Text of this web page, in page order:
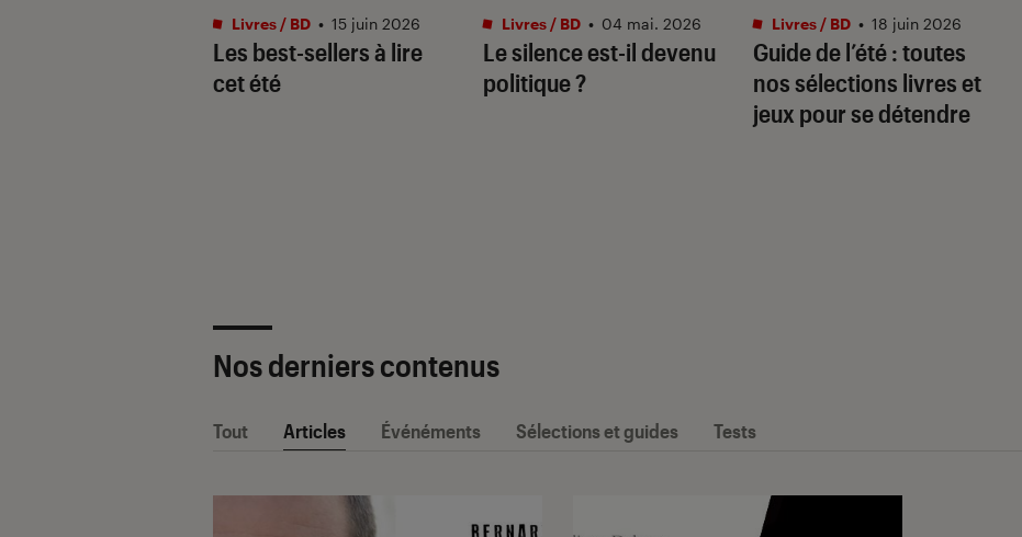
Les best-sellers à lire
cet été
Livres / BD • 15 juin 2026
Le silence est-il devenu
politique ?
Livres / BD • 04 mai. 2026
Guide de l’été : toutes
nos sélections livres et
jeux pour se détendre
Livres / BD • 18 juin 2026
Nos derniers contenus
Tout Articles Événéments Sélections et guides Tests